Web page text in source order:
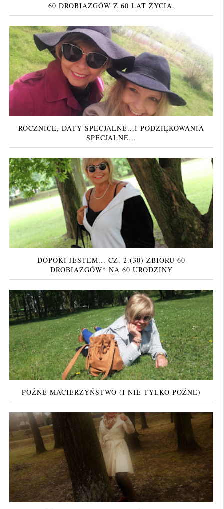
60 DROBIAZGÓW Z 60 LAT ŻYCIA.
ROCZNICE, DATY SPECJALNE...I PODZIĘKOWANIA
SPECJALNE...
DOPÓKI JESTEM... CZ. 2.(30) ZBIORU 60
DROBIAZGÓW* NA 60 URODZINY
PÓŹNE MACIERZYŃSTWO (I NIE TYLKO PÓŹNE)